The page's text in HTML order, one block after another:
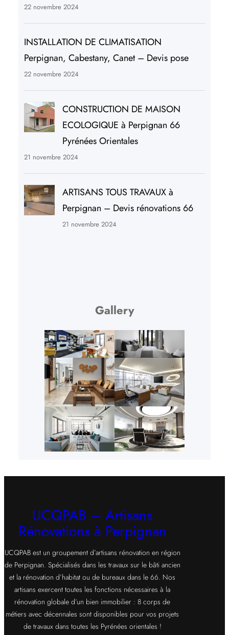
22 novembre 2024
INSTALLATION DE CLIMATISATION
Perpignan, Cabestany, Canet – Devis pose
22 novembre 2024
CONSTRUCTION DE MAISON
ECOLOGIQUE à Perpignan 66
Pyrénées Orientales
21 novembre 2024
ARTISANS TOUS TRAVAUX à
Perpignan – Devis rénovations 66
21 novembre 2024
Gallery
UCQPAB – Artisans
Rénovations à Perpignan
UCQPAB est un groupement d’artisans rénovation en région
de Perpignan. Spécialisés dans les travaux sur le bâti ancien
et la rénovation d’habitat ou de bureaux dans le 66. Nos
artisans exercent toutes les fonctions nécessaires à la
rénovation globale d’un bien immobilier : 8 corps de
métiers avec décennales sont disponibles pour vos projets
de travaux dans toutes les Pyrénées orientales !